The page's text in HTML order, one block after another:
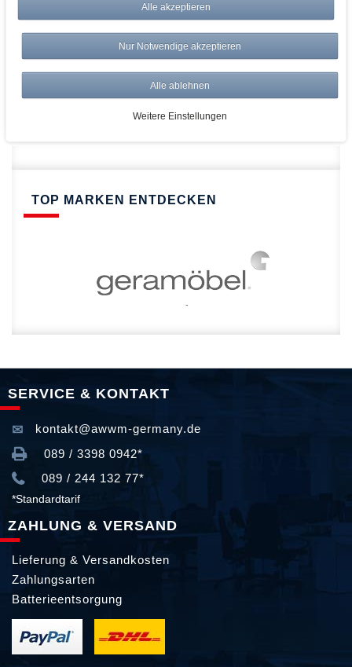
Versandkostenfrei ab 150€
Risikolos: 14 Tage Rückgabe
Über 20.000 Artikel
Schnelle Lieferung
TOP MARKEN ENTDECKEN
SERVICE & KONTAKT
kontakt@awwm-germany.de
089 / 3398 0942*
089 / 244 132 77*
*Standardtarif
ZAHLUNG & VERSAND
Lieferung & Versandkosten
Zahlungsarten
Batterieentsorgung
Alle akzeptieren
Nur Notwendige akzeptieren
Alle ablehnen
Weitere Einstellungen